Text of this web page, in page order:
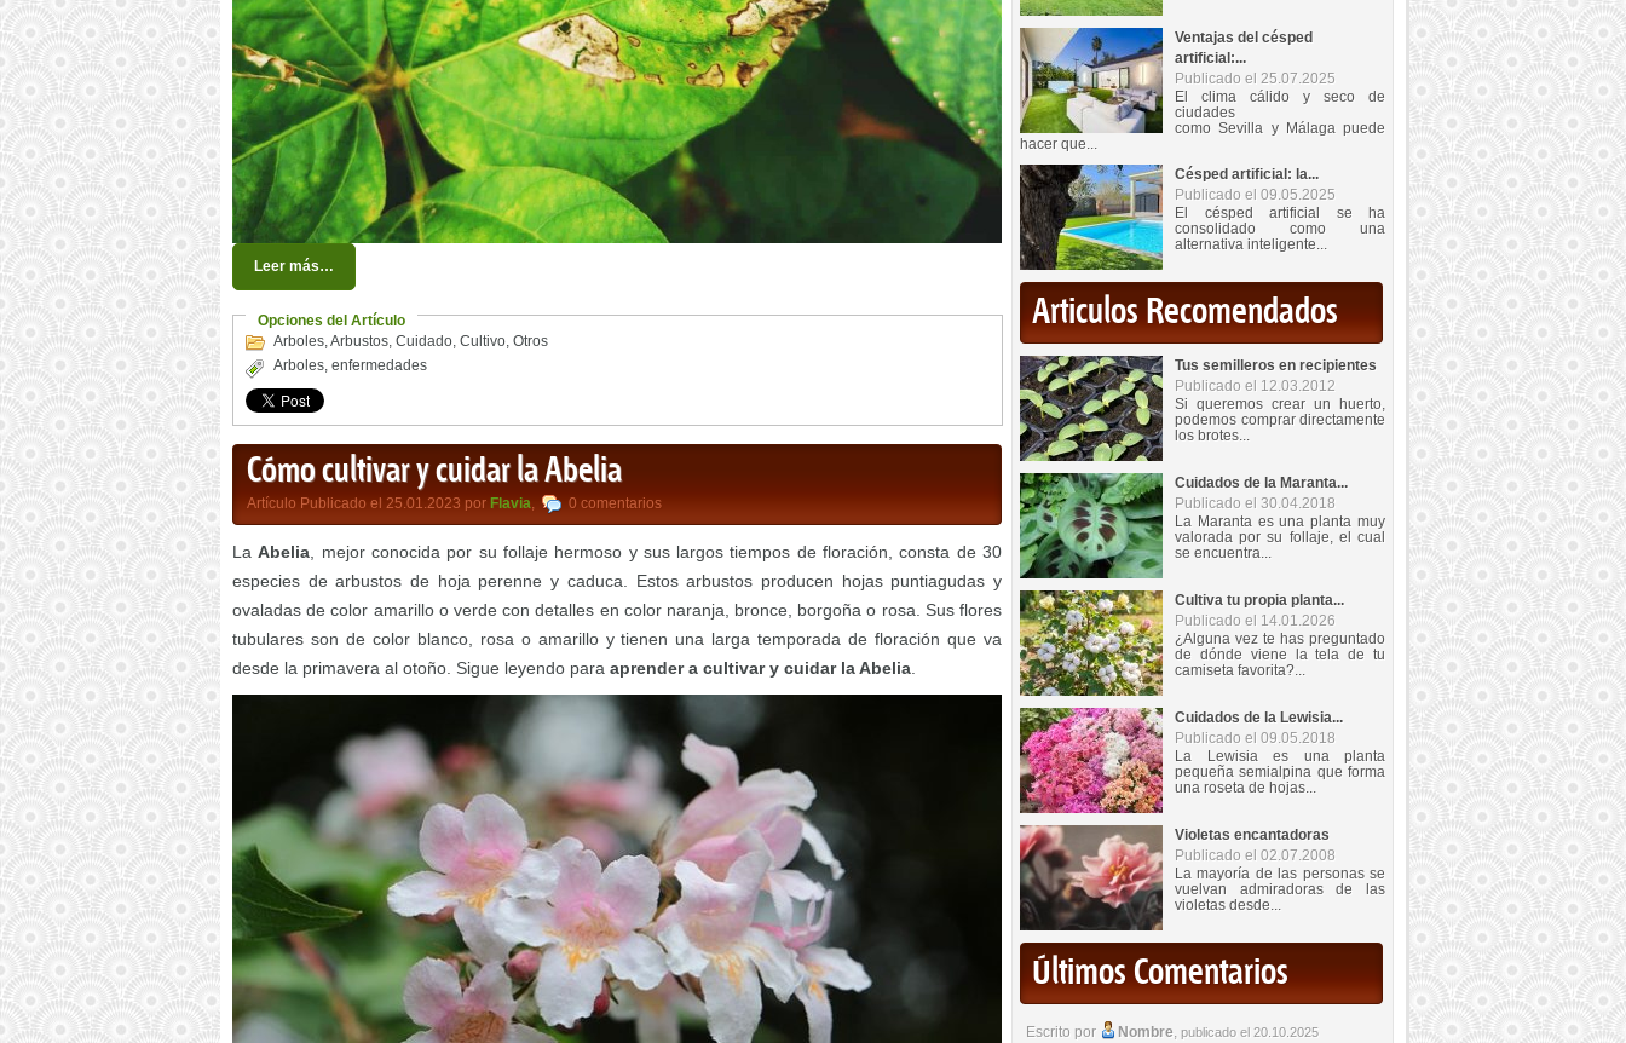
Leer más…
Opciones del Artículo
Arboles,Arbustos, Cuidado, Cultivo, Otros
Arboles, enfermedades
Cómo cultivar y cuidar la Abelia
Artículo Publicado el 25.01.2023 por Flavia, 0 comentarios
LaAbelia, mejor conocida por su follaje hermoso y sus largos tiempos de floración, consta de 30
especies de arbustos de hoja perenne y caduca. Estos arbustos producen hojas puntiagudas y
ovaladas de color amarillo o verde con detalles en color naranja, bronce, borgoña o rosa. Sus flores
tubulares son de color blanco, rosa o amarillo y tienen una larga temporada de floración que va
desde la primavera al otoño. Sigue leyendo para aprender a cultivar y cuidar la Abelia.
Ventajas del césped
artificial:...
Publicado el 25.07.2025
El clima cálido y seco de
ciudades
como Sevilla y Málaga puede
hacer que...
Césped artificial: la...
Publicado el 09.05.2025
El césped artificial se ha
consolidado como una
alternativa inteligente...
Articulos Recomendados
Tus semilleros en recipientes
Publicado el 12.03.2012
Si queremos crear un huerto,
podemos comprar directamente
los brotes...
Cuidados de la Maranta...
Publicado el 30.04.2018
La Maranta es una planta muy
valorada por su follaje, el cual
se encuentra...
Cultiva tu propia planta...
Publicado el 14.01.2026
¿Alguna vez te has preguntado
de dónde viene la tela de tu
camiseta favorita?...
Cuidados de la Lewisia...
Publicado el 09.05.2018
La Lewisia es una planta
pequeña semialpina que forma
una roseta de hojas...
Violetas encantadoras
Publicado el 02.07.2008
La mayoría de las personas se
vuelvan admiradoras de las
violetas desde...
Últimos Comentarios
Escrito por Nombre, publicado el 20.10.2025